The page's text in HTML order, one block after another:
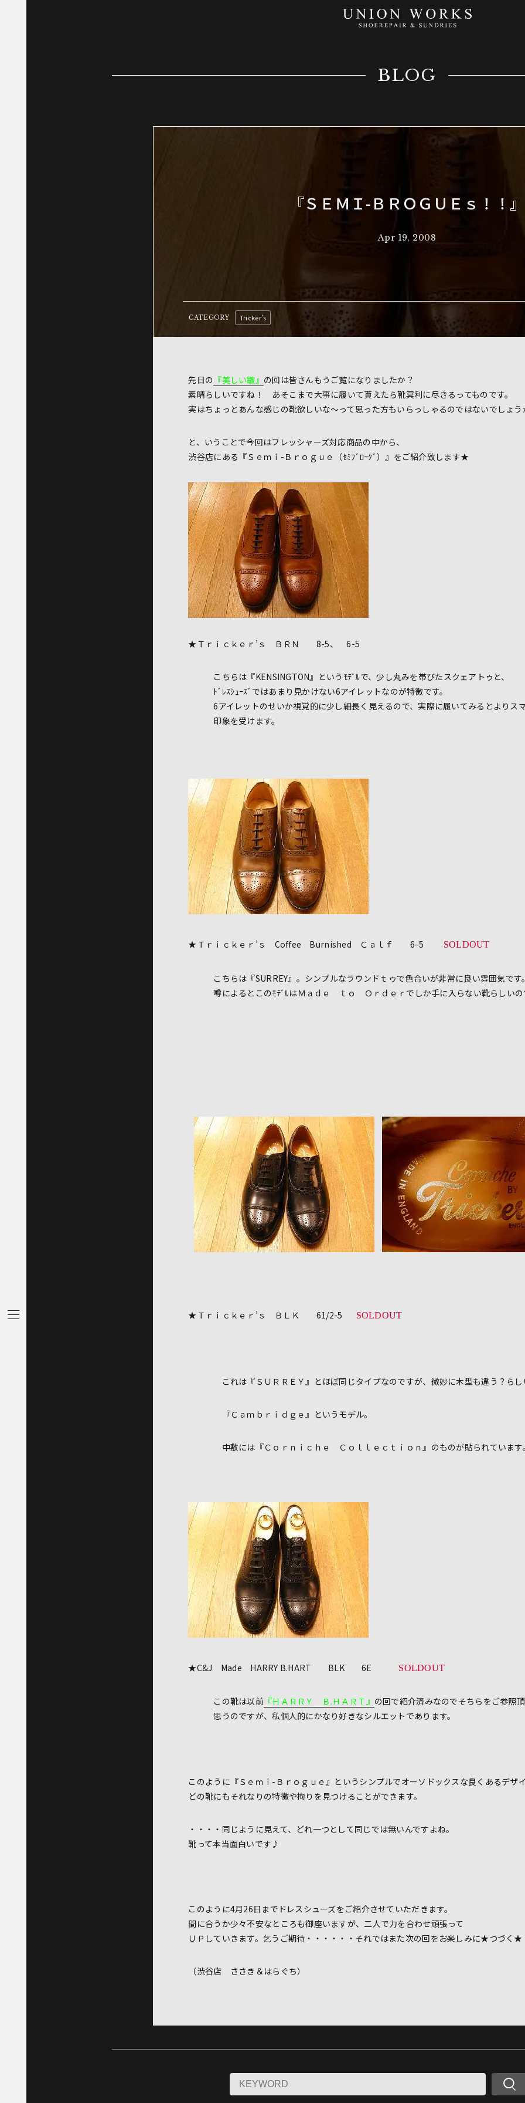
BLOG
『ＳＥＭＩ-ＢＲＯＧＵＥｓ！！』
Apr 19, 2008
CATEGORY Tricker’s
先日の 『美しい皺』 の回は皆さんもうご覧になりましたか？
素晴らしいですね！ あそこまで大事に履いて貰えたら靴冥利に尽きるってものです。
実はちょっとあんな感じの靴欲しいな～って思った方もいらっしゃるのではないでしょう
と、いうことで今回はフレッシャーズ対応商品の中から、
渋谷店にある『Ｓｅｍｉ-Ｂｒｏｇｕｅ（ｾﾐﾌﾞﾛｰｸﾞ）』をご紹介致します★
★Ｔｒｉｃｋｅｒ’ｓ ＢＲＮ 8-5、 6-5
こちらは『KENSINGTON』というﾓﾃﾞﾙで、少し丸みを帯びたスクェアトゥと、
ﾄﾞﾚｽｼｭｰｽﾞではあまり見かけない6アイレットなのが特徴です。
6アイレットのせいか視覚的に少し細長く見えるので、実際に履いてみるとよりス
印象を受けます。
★Ｔｒｉｃｋｅｒ’ｓ Coffee Burnished Ｃａｌｆ 6-5 SOLDOUT
こちらは『SURREY』。シンプルなラウンドｔゥで色合いが非常に良い雰囲気です
噂によるとこのﾓﾃﾞﾙはＭａｄｅ ｔｏ Ｏｒｄｅｒでしか手に入らない靴らしいの
★Ｔｒｉｃｋｅｒ’ｓ ＢＬＫ 61/2-5 SOLDOUT
これは『ＳＵＲＲＥＹ』とほぼ同じタイプなのですが、微妙に木型も違う？らし
『Ｃａｍｂｒｉｄｇｅ』というモデル。
中敷には『Ｃｏｒｎｉｃｈｅ Ｃｏｌｌｅｃｔｉｏｎ』のものが貼られています
★C&J Made HARRY B.HART BLK 6E SOLDOUT
この靴は以前『ＨＡＲＲＹ Ｂ.ＨＡＲＴ』 の回で紹介済みなのでそちらをご参
思うのですが、私個人的にかなり好きなシルエットであります。
このように『Ｓｅｍｉ-Ｂｒｏｇｕｅ』というシンプルでオーソドックスな良くあるデザ
どの靴にもそれなりの特徴や拘りを見つけることができます。
・・・・同じように見えて、どれ一つとして同じでは無いんですよね。
靴って本当面白いです♪
このように4月26日までドレスシューズをご紹介させていただきます。
間に合うか少々不安なところも御座いますが、二人で力を合わせ頑張って
ＵＰしていきます。乞うご期待・・・・・・それではまた次の回をお楽しみに★つづく★
（渋谷店 ささき＆はらぐち）